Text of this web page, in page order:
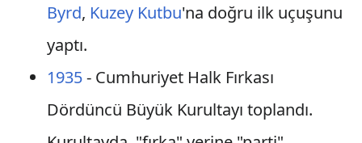
Byrd, Kuzey Kutbu'na doğru ilk uçuşunu
yaptı.
1935- Cumhuriyet Halk Fırkası
Dördüncü Büyük Kurultayı toplandı.